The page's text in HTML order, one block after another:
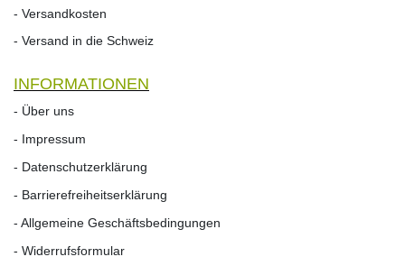
- Versandkosten
- Versand in die Schweiz
INFORMATIONEN
- Über uns
- Impressum
- Datenschutzerklärung
- Barrierefreiheitserklärung
- Allgemeine Geschäftsbedingungen
- Widerrufsformular